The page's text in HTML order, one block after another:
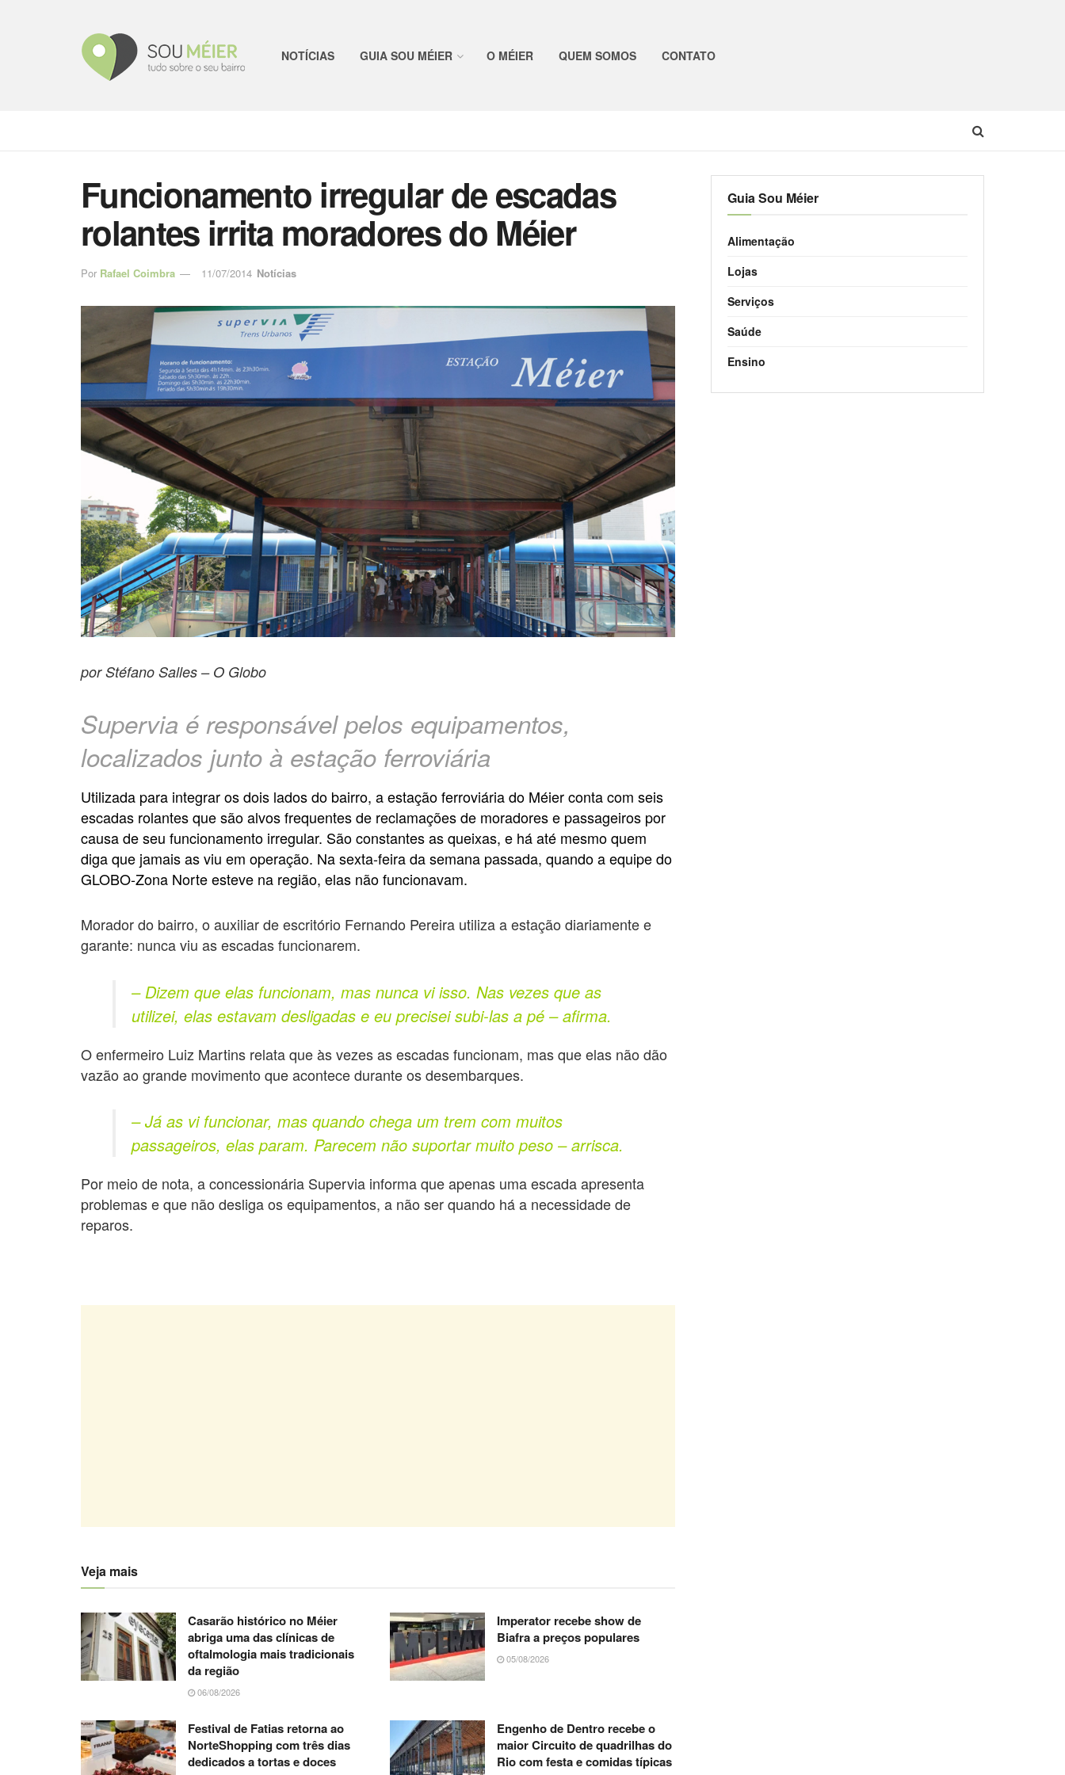
NOTÍCIAS GUIA SOU MÉIER O MÉIER QUEM SOMOS CONTATO
Funcionamento irregular de escadas
rolantes irrita moradores do Méier
Por Rafael Coimbra 11/07/2014 Notícias
por Stéfano Salles – O Globo
Supervia é responsável pelos equipamentos,
localizados junto à estação ferroviária
Utilizada para integrar os dois lados do bairro, a estação ferroviária do Méier conta com seis
escadas rolantes que são alvos frequentes de reclamações de moradores e passageiros por
causa de seu funcionamento irregular. São constantes as queixas, e há até mesmo quem
diga que jamais as viu em operação. Na sexta-feira da semana passada, quando a equipe do
GLOBO-Zona Norte esteve na região, elas não funcionavam.
Morador do bairro, o auxiliar de escritório Fernando Pereira utiliza a estação diariamente e
garante: nunca viu as escadas funcionarem.
– Dizem que elas funcionam, mas nunca vi isso. Nas vezes que as
utilizei, elas estavam desligadas e eu precisei subi-las a pé – afirma.
O enfermeiro Luiz Martins relata que às vezes as escadas funcionam, mas que elas não dão
vazão ao grande movimento que acontece durante os desembarques.
– Já as vi funcionar, mas quando chega um trem com muitos
passageiros, elas param. Parecem não suportar muito peso – arrisca.
Por meio de nota, a concessionária Supervia informa que apenas uma escada apresenta
problemas e que não desliga os equipamentos, a não ser quando há a necessidade de
reparos.
Veja mais
Casarão histórico no Méier
abriga uma das clínicas de
oftalmologia mais tradicionais
da região
06/08/2026
Imperator recebe show de
Biafra a preços populares
05/08/2026
Festival de Fatias retorna ao
NorteShopping com três dias
dedicados a tortas e doces
Engenho de Dentro recebe o
maior Circuito de quadrilhas do
Rio com festa e comidas típicas
Guia Sou Méier
Alimentação
Lojas
Serviços
Saúde
Ensino